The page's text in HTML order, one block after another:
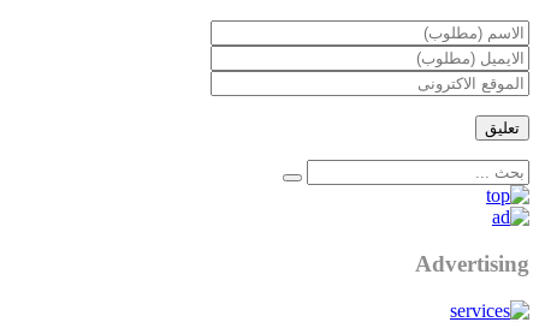
Advertising